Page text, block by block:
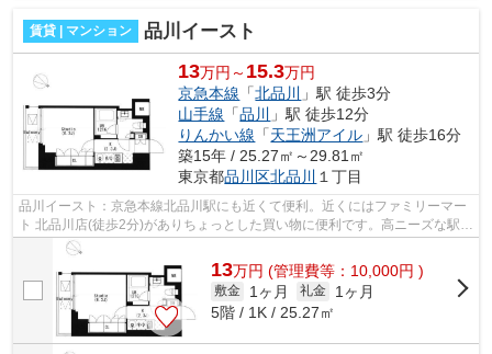
賃貸 | マンション 品川イースト
13万円～ 15.3万円
京急本線 「北品川
」駅 徒歩3分
山手線 「品川
」駅 徒歩12分
りんかい線 「天王洲アイル 」駅 徒歩16分
築15年 / 25.27㎡～29.81㎡
東京都品川区北品川 １丁目
品川イースト：京急本線北品川駅にも近くて便利。近くにはファミリーマー
ト 北品川店(徒歩2分)がありちょっとした買い物に便利です。高ニーズな駅近
の物件で、徒歩3分で駅に行くことが...
13万円 (管理費等：10,000円 )
敷金 1ヶ月 礼金
1ヶ月
5階 / 1K / 25.27㎡